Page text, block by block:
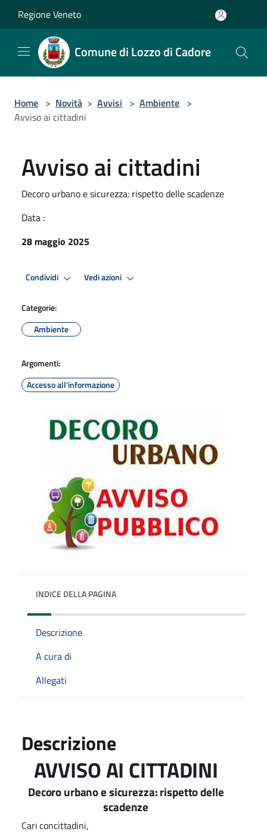
Regione Veneto
Comune di Lozzo di Cadore
Home > Novità > Avvisi > Ambiente >
Avviso ai cittadini
Avviso ai cittadini
Decoro urbano e sicurezza: rispetto delle scadenze
Data :
28 maggio 2025
Condividi Vedi azioni
Categorie:
Ambiente
Argomenti:
Accesso all'informazione
INDICE DELLA PAGINA
Descrizione
A cura di
Allegati
Descrizione
AVVISO AI CITTADINI
Decoro urbano e sicurezza: rispetto delle
scadenze
Cari concittadini,